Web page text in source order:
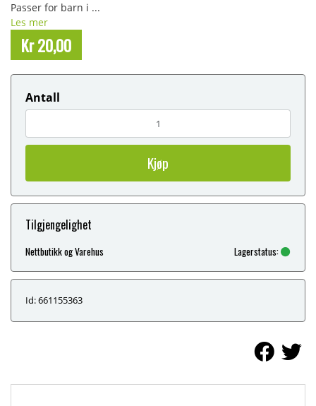
Passer for barn i ...
Les mer
Kr 20,00
Antall
Kjøp
Tilgjengelighet
Nettbutikk og Varehus Lagerstatus:
Id: 661155363